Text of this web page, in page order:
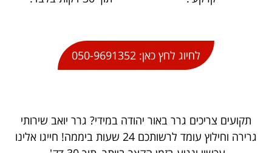
לחיוג לחץ כאן: 050-9691352
תקועים צריכים גרר באור יהודה במידי? גרר יואב שירותי
גרירה וחילוץ עומד לרשותכם 24 שעות ביממה! חייגו אלינו